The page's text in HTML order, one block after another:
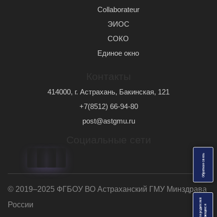
О
б
р
а
т
н
а
я
с
в
я
з
ь
Сollaborateur
ЭИОС
СОКО
Единое окно
414000, г. Астрахань, Бакинская, 121
+7(8512) 66-94-80
post@astgmu.ru
© 2019–2025 ФГБОУ ВО Астраханский ГМУ Минздрава
России